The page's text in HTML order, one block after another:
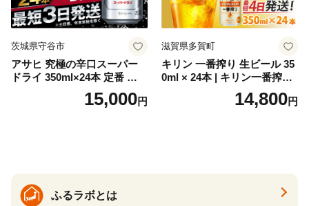
茨城県守谷市
アサヒ 究極の辛口スーパー
ドライ 350ml×24本 定番 ビー
ル 缶ビール 酒 お酒 アルコー
15,000円
滋賀県多賀町
キリン 一番搾り 生ビール 35
0ml × 24本 | キリン一番搾り
キリンビール 一番搾り ビー
ル 24缶 きりんいちばんしぼ
14,800円
ふるラボとは